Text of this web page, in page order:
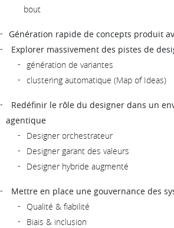
bout
Génération rapide de concepts produit
Explorer massivement des pistes de
génération de variantes
clustering automatique (Map of Ideas)
Redéfinir le rôle du designer dans un
agentique
Designer orchestrateur
Designer garant des valeurs
Designer hybride augmenté
Mettre en place une gouvernance des
Qualité & fiabilité
Biais & inclusion